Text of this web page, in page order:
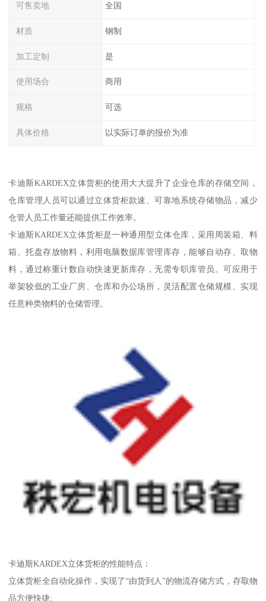
可售卖地 全国
材质 钢制
加工定制 是
使用场合 商用
规格 可选
具体价格 以实际订单的报价为准
卡迪斯KARDEX立体货柜的使用大大提升了企业仓库的存储空间，
仓库管理人员可以通过立体货柜款速、可靠地系统存储物品，减少
仓管人员工作量还能提供工作效率。
卡迪斯KARDEX立体货柜是一种通用型立体仓库，采用周装箱、料
箱、托盘存放物料，利用电脑数据库管理库存，能够自动存、取物
料，通过称重计数自动快速更新库存，无需专职库管员。可应用于
举架较低的工业厂房、仓库和办公场所，灵活配置仓储规模、实现
任意种类物料的仓储管理。
卡迪斯KARDEX立体货柜的性能特点：
立体货柜全自动化操作，实现了“由货到人”的物流存储方式，存取物
品方便快捷;